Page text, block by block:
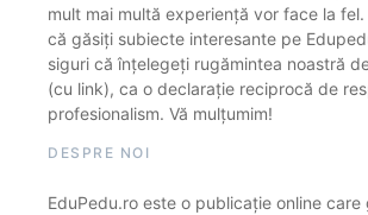
mult mai multă experiență vor face la
că găsiți subiecte interesante pe
siguri că înțelegeți rugămintea noastră
(cu link), ca o declarație reciprocă de
profesionalism. Vă mulțumim!
DESPRE NOI
EduPedu.ro este o publicație online